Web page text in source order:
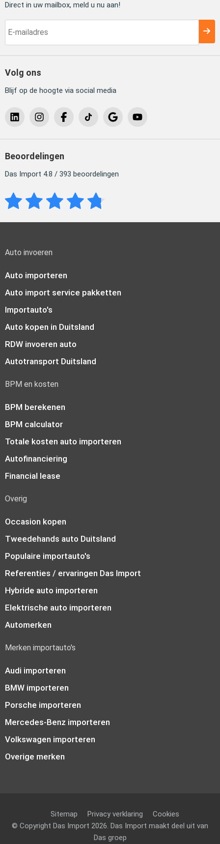
Direct in uw mailbox, meld u nu aan!
Volg ons
Blijf op de hoogte via social media
Beoordelingen
Das Import 4.8 / 393 beoordelingen
Auto invoeren
Auto importeren
Auto import service pakketten
Importauto's
Auto kopen in Duitsland
RDW invoeren auto
Autotransport Duitsland
BPM en kosten
BPM berekenen
BPM calculator
Totale kosten auto importeren
Autofinanciering
Financial lease
Overig
Occasion kopen
Tweedehands auto Duitsland
Populaire importauto's
Referenties / ervaringen Das Import
Hybride auto importeren
Elektrische auto importeren
Automerken
Merken importauto's
Audi importeren
BMW importeren
Porsche importeren
Mercedes-Benz importeren
Volkswagen importeren
Overige merken
Sitemap Privacy verklaring
Cookies
© Copyright Das Import 2026. Das Import maakt deel uit van
Das groep